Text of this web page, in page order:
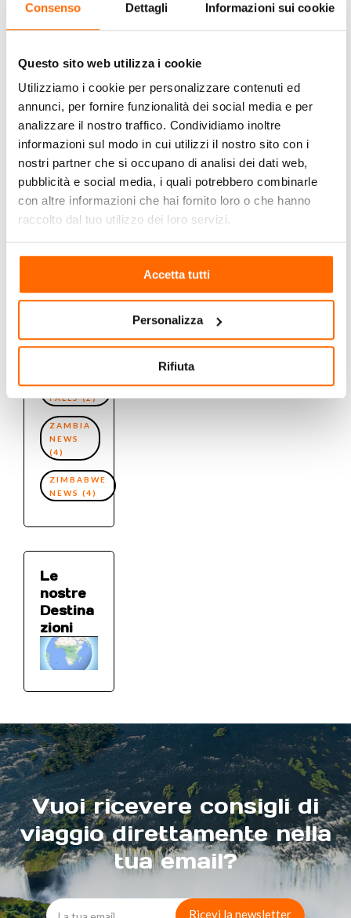
Consenso Dettagli Informazioni sui cookie
Questo sito web utilizza i cookie
Utilizziamo i cookie per personalizzare contenuti ed
annunci, per fornire funzionalità dei social media e per
analizzare il nostro traffico. Condividiamo inoltre
informazioni sul modo in cui utilizzi il nostro sito con i
nostri partner che si occupano di analisi dei dati web,
pubblicità e social media, i quali potrebbero combinarle
con altre informazioni che hai fornito loro o che hanno
raccolto dal tuo utilizzo dei loro servizi.
Accetta tutti
Personalizza
Rifiuta
(3)
SEYCHELLES
CULTURA
(1)
SUB E
(1)
SUDAFRICA
NEWS(7)
(4)
NEWS
VICTORIA
FALLS(2)
ZAMBIA
NEWS
(4)
ZIMBABWE
NEWS (4)
Le
nostre
Destina
zioni
Vuoi ricevere consigli di
viaggio direttamente nella
tua email?